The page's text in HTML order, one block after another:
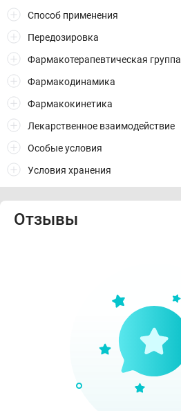
Способ применения
Передозировка
Фармакотерапевтическая группа
Фармакодинамика
Фармакокинетика
Лекарственное взаимодействие
Особые условия
Условия хранения
Отзывы